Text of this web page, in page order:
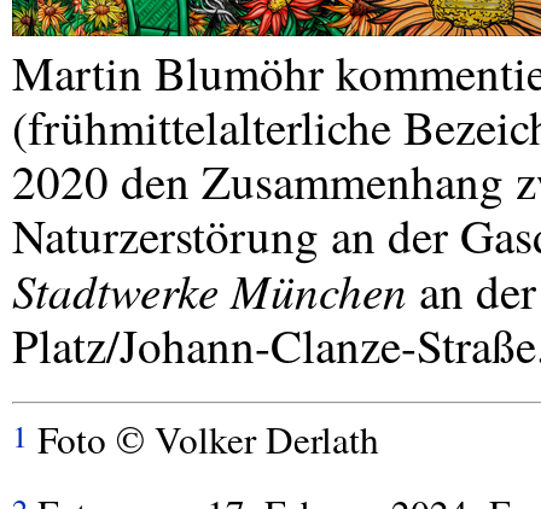
Martin Blumöhr
(frühmittelalterliche
2020 den Zusammenhang
Naturzerstörung an der
Stadtwerke München an
Platz/Johann-Clanze-
1 Foto © Volker Derlath